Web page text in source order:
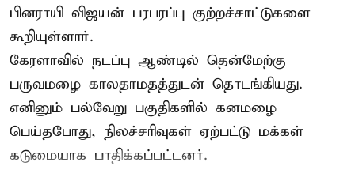
பினராயி விஜயன் பரபரப்பு குற்றச்சாட்டுகளை
கூறியுள்ளார்.
கேரளாவில் நடப்பு ஆண்டில் தென்மேற்கு
பருவமழை காலதாமதத்துடன் தொடங்கியது.
எனினும் பல்வேறு பகுதிகளில் கனமழை
பெய்தபோது, நிலச்சரிவுகள் ஏற்பட்டு மக்கள்
கடுமையாக பாதிக்கப்பட்டனர்.